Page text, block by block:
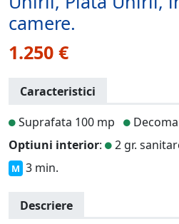
camere.
1.250 €
Caracteristici
Suprafata 100 mp
Optiuni interior: 2 gr.
M 3 min.
Descriere